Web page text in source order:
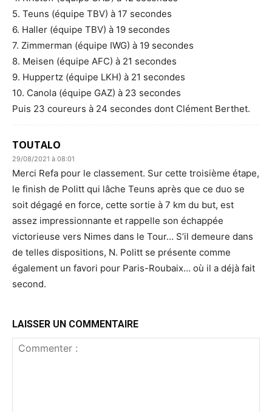
5. Teuns (équipe TBV) à 17 secondes
6. Haller (équipe TBV) à 19 secondes
7. Zimmerman (équipe IWG) à 19 secondes
8. Meisen (équipe AFC) à 21 secondes
9. Huppertz (équipe LKH) à 21 secondes
10. Canola (équipe GAZ) à 23 secondes
Puis 23 coureurs à 24 secondes dont Clément Berthet.
TOUTALO
29/08/2021 à 08:01
Merci Refa pour le classement. Sur cette troisième étape,
le finish de Politt qui lâche Teuns après que ce duo se
soit dégagé en force, cette sortie à 7 km du but, est
assez impressionnante et rappelle son échappée
victorieuse vers Nimes dans le Tour… S’il demeure dans
de telles dispositions, N. Politt se présente comme
également un favori pour Paris-Roubaix… où il a déjà fait
second.
LAISSER UN COMMENTAIRE